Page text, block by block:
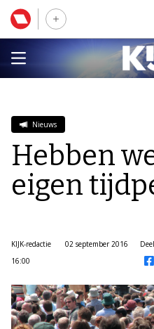
Nieuws
Hebben
eigen
KIJK-redactie
02 september 2016
16:00